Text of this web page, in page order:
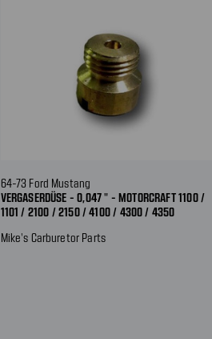
64-73 Ford Mustang
VERGASERDÜSE - 0,047 " - MOTORCRAFT 1100 /
1101 / 2100 / 2150 / 4100 / 4300 / 4350
Mike's Carburetor Parts